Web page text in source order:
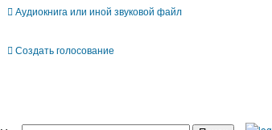
Аудиокнига или иной звуковой файл
Создать голосование